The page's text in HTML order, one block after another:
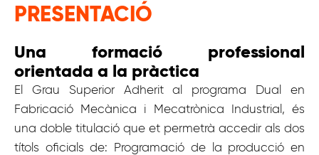
PRESENTACIÓ
Una formació professional
orientada a la pràctica
El Grau Superior Adherit al programa Dual
en
Fabricació Mecànica i Mecatrònica Industrial, és
una doble titulació que et permetrà accedir als dos
títols oficials de: Programació de la producció en